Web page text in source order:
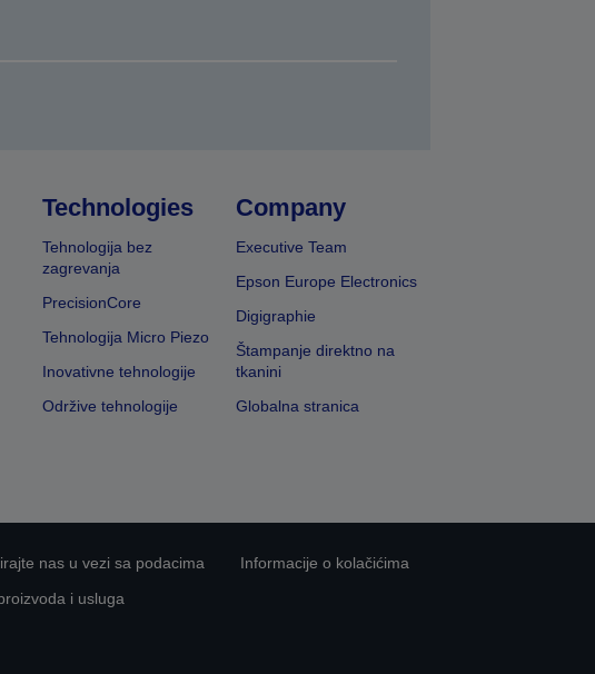
Technologies
Tehnologija bez
zagrevanja
PrecisionCore
Tehnologija Micro Piezo
Inovativne tehnologije
Održive tehnologije
Company
Executive Team
Epson Europe Electronics
Digigraphie
Štampanje direktno na
tkanini
Globalna stranica
nas u vezi sa podacima
Informacije o kolačićima
i usluga